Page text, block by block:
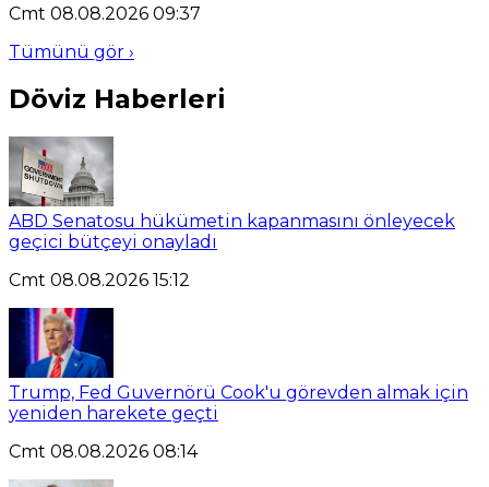
Cmt 08.08.2026 09:37
Tümünü gör ›
Döviz Haberleri
ABD Senatosu hükümetin kapanmasını önleyecek
geçici bütçeyi onayladı
Cmt 08.08.2026 15:12
Trump, Fed Guvernörü Cook'u görevden almak için
yeniden harekete geçti
Cmt 08.08.2026 08:14